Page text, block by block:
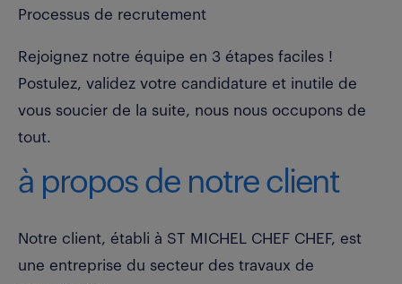
Processus de recrutement
Rejoignez notre équipe en 3 étapes faciles !
Postulez, validez votre candidature et inutile de
vous soucier de la suite, nous nous occupons de
tout.
à propos de notre client
Notre client, établi à ST MICHEL CHEF CHEF, est
une entreprise du secteur des travaux de